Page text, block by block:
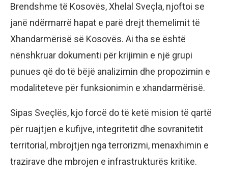
Brendshme të Kosovës, Xhelal Sveçla, njoftoi se
janë ndërmarrë hapat e parë drejt themelimit të
Xhandarmërisë së Kosovës. Ai tha se është
nënshkruar dokumenti për krijimin e një grupi
punues që do të bëjë analizimin dhe propozimin e
modaliteteve për funksionimin e xhandarmërisë.
Sipas Sveçlës, kjo forcë do të ketë mision të qartë
për ruajtjen e kufijve, integritetit dhe sovranitetit
territorial, mbrojtjen nga terrorizmi, menaxhimin e
trazirave dhe mbrojen e infrastrukturës kritike.